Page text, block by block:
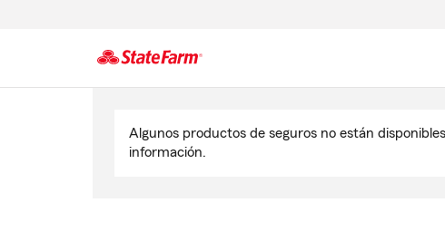
Algunos productos de seguros no están
información.